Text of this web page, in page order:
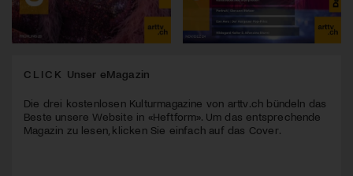
CLICK Unser eMagazin
Die drei kostenlosen Kulturmagazine von arttv.ch bündeln das
Beste unsere Website in «Heftform». Um das entsprechende
Magazin zu lesen, klicken Sie einfach auf das Cover.